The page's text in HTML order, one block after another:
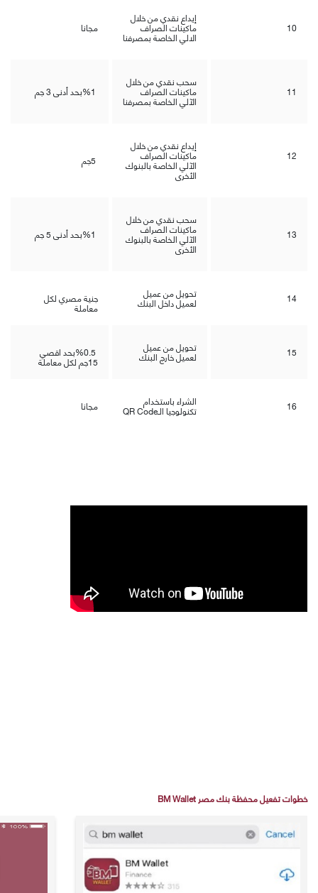
10
إيداع نقدي من خلال
ماكينات الصراف
الالي الخاصة بمصرفنا
مجانا
11
سحب نقدي من خلال
ماكينات الصراف
الآلي الخاصة بمصرفنا
%1بحد أدنى 3 جم
12
إيداع نقدي من خلال
ماكينات الصراف
الآلي الخاصة بالبنوك
الأخرى
5جم
13
سحب نقدي من خلال
ماكينات الصراف
الآلي الخاصة بالبنوك
الأخرى
%1بحد أدنى 5 جم
14 تحويل من عميل
لعميل داخل البنك جنية مصري لكل
معاملة
15 تحويل من عميل
لعميل خارج البنك %0.5بحد اقصي
15جم لكل معاملة
16 الشراء باستخدام
تكنولوجيا الـQR Code مجانا
خطوات تفعيل محفظة بنك مصر BM Wallet